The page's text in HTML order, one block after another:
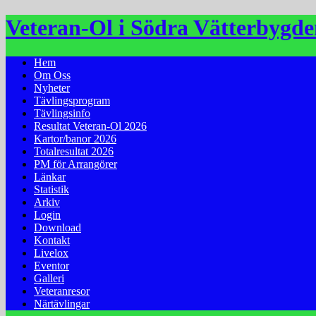
Hoppa
till
Veteran-Ol i Södra
Hem
Om Oss
Nyheter
Tävlingsprogram
Tävlingsinfo
Resultat Veteran-Ol 2026
Kartor/banor 2026
Totalresultat 2026
PM för Arrangörer
Länkar
Statistik
Arkiv
Login
Download
Kontakt
Livelox
Eventor
Galleri
Veteranresor
Närtävlingar